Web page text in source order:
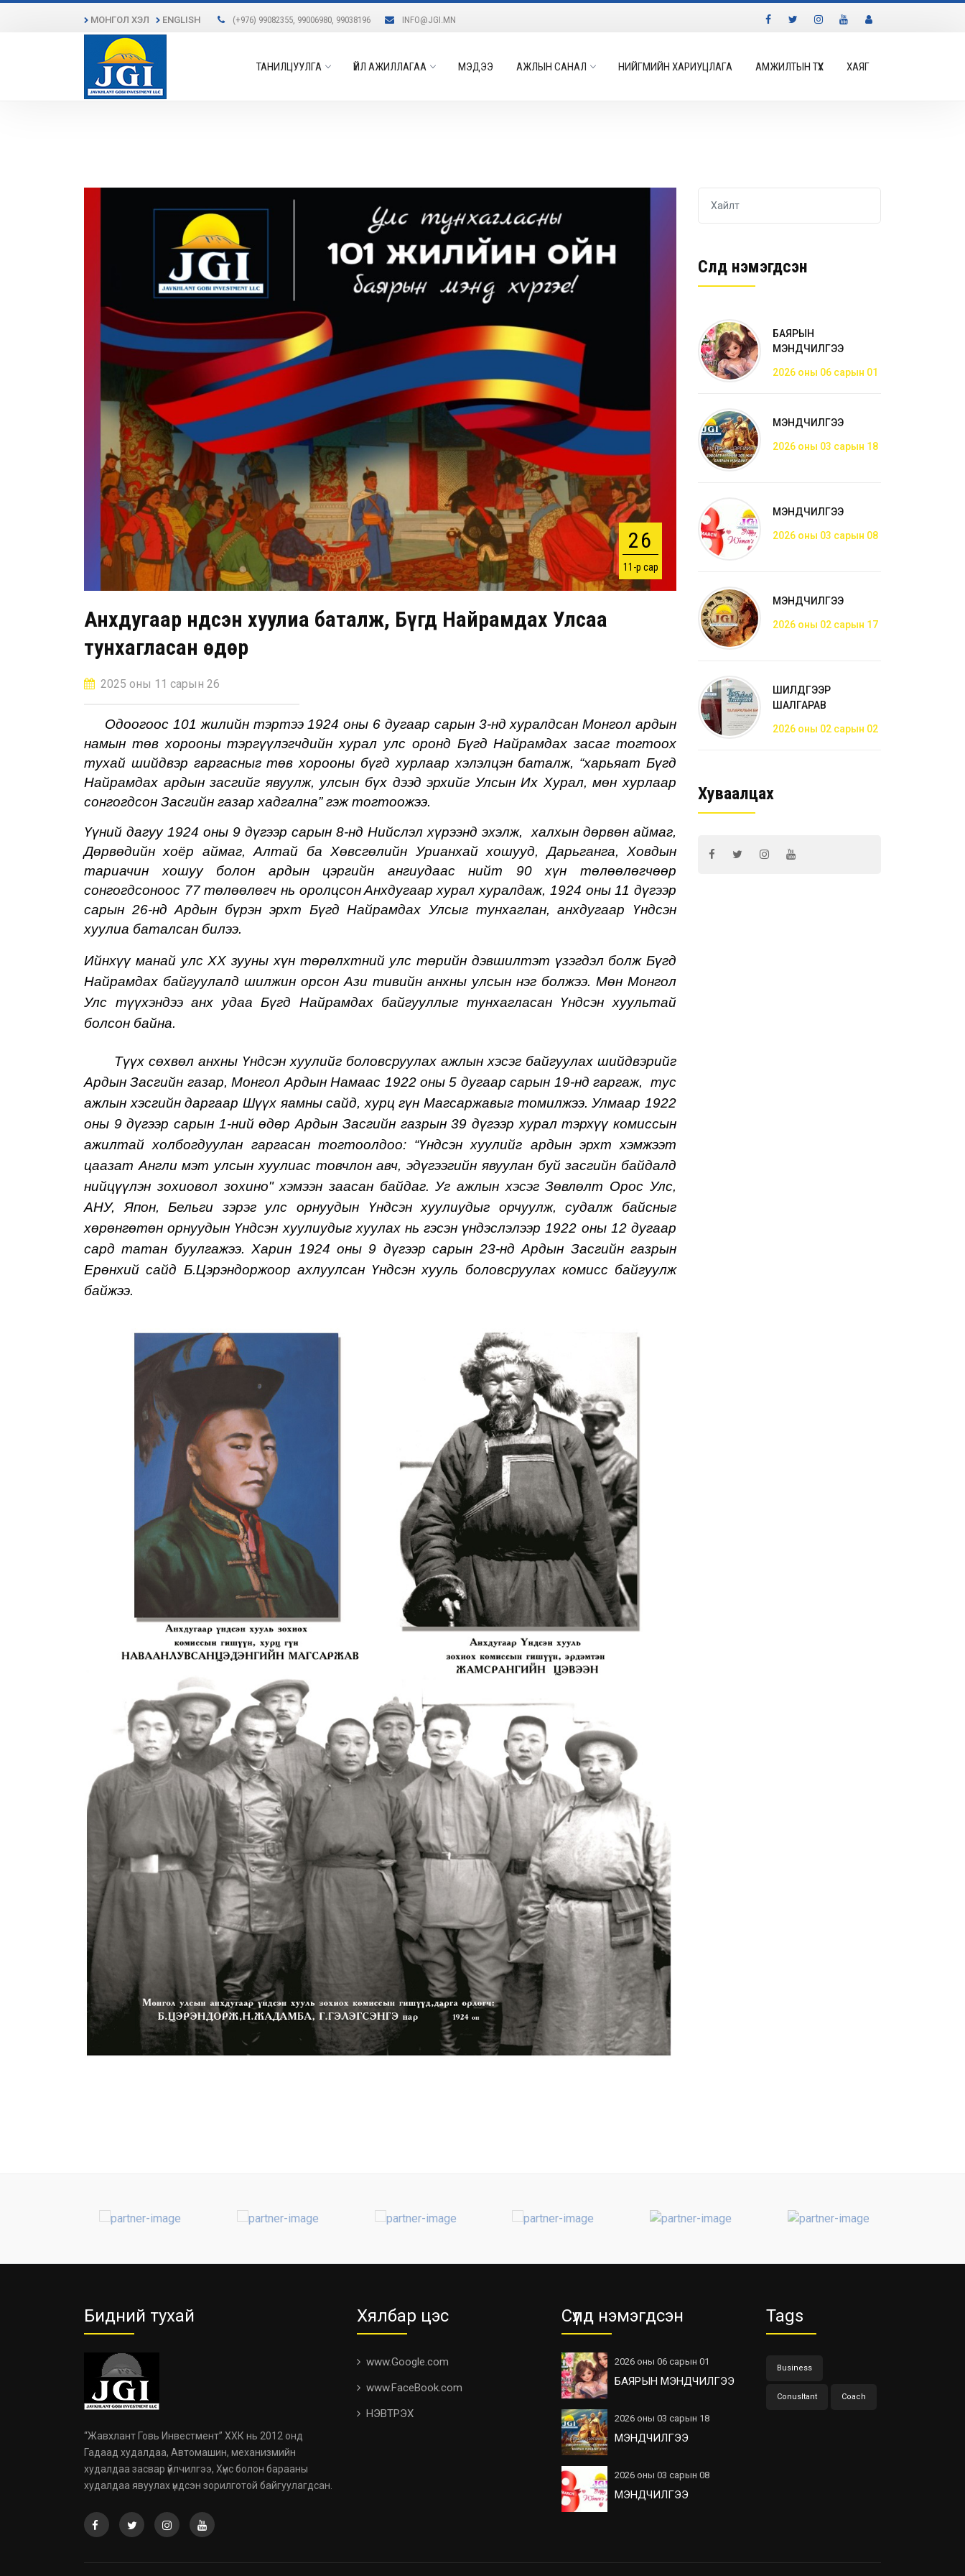
МОНГОЛ ХЭЛ ENGLISH (+976) 99082355, 99006980, 99038196 INFO@JGI.MN
ТАНИЛЦУУЛГА ҮЙЛ АЖИЛЛАГАА МЭДЭЭ АЖЛЫН САНАЛ НИЙГМИЙН ХАРИУЦЛАГА АМЖИЛТЫН ТҮҮХ ХАЯГ
26
11-р сар
Анхдугаар Үндсэн хуулиа баталж, Бүгд Найрамдах Улсаа
тунхагласан өдөр
2025 оны 11 сарын 26
Одоогоос 101 жилийн тэртээ 1924 оны 6 дугаар сарын 3-нд хуралдсан Монгол ардын
намын төв хороонытэргүүлэгчдийн хурал улс оронд Бүгд Найрамдах засаг тогтоох
тухай шийдвэр гаргасныгтөвхорооны бүгд хурлаар хэлэлцэн баталж, “харьяат Бүгд
Найрамдах ардын засгийг явуулж, улсын бүх дээд эрхийг Улсын Их Хурал, мөн хурлаар
сонгогдсон Засгийн газар хадгална” гэж тогтоожээ.
Үүний дагуу 1924 оны 9 дүгээр сарын 8-нд Нийслэл хүрээнд эхэлж, халхын дөрвөн аймаг,
Дөрвөдийн хоёр аймаг, Алтай ба Хөвсгөлийн Урианхай хошууд, Дарьганга, Ховдын
тариачин хошуу болон ардын цэргийн ангиудаас нийт 90 хүн төлөөлөгчөөр
сонгогдсоноос 77 төлөөлөгч нь оролцсонАнхдугаар хурал хуралдаж, 1924 оны 11 дүгээр
сарын 26-нд Ардын бүрэн эрхт Бүгд Найрамдах Улсыг тунхаглан, анхдугаар Үндсэн
хуулиа баталсан билээ.
Ийнхүү манай улс ХХ зууны хүн төрөлхтний улс төрийн дэвшилтэт үзэгдэлболж Бүгд
Найрамдах байгуулалд шилжин орсон Ази тивийн анхны улсын нэг болжээ. Мөн Монгол
Улс түүхэндээ анх удаа Бүгд Найрамдах байгууллыг тунхагласан Үндсэн хуультай
болсон байна.
Түүх сөхвөл анхны Үндсэн хуулийг боловсруулах ажлын хэсэг байгуулах шийдвэрийг
Ардын Засгийн газар, Монгол Ардын Намаас 1922 оны 5 дугаар сарын 19-нд гаргаж, тус
ажлын хэсгийн даргаар Шүүх яамны сайд, хурц гүн Магсаржавыг томилжээ. Улмаар 1922
оны 9 дүгээр сарын 1-ний өдөр Ардын Засгийн газрын 39 дүгээр хурал тэрхүү комиссын
ажилтай холбогдуулан гаргасан тогтоолдоо: “Үндсэн хуулийг ардын эрхт хэмжээт
цаазат Англи мэт улсын хуулиас товчлон авч, эдүгээгийн явуулан буй засгийн байдалд
нийцүүлэн зохиовол зохино" хэмээн заасан байдаг. Уг ажлын хэсэг Зөвлөлт Орос Улс,
АНУ, Япон, Бельги зэрэг улс орнуудын Үндсэн хуулиудыг орчуулж, судалж байсныг
хөрөнгөтөн орнуудын Үндсэн хуулиудыг хуулах нь гэсэн үндэслэлээр 1922 оны 12 дугаар
сард татан буулгажээ. Харин 1924 оны 9 дүгээр сарын 23-нд Ардын Засгийн газрын
Ерөнхий сайд Б.Цэрэндоржоор ахлуулсан Үндсэн хууль боловсруулах комисс байгуулж
байжээ.
Сүүлд нэмэгдсэн
БАЯРЫН
МЭНДЧИЛГЭЭ
2026 оны 06 сарын 01
МЭНДЧИЛГЭЭ
2026 оны 03 сарын 18
МЭНДЧИЛГЭЭ
2026 оны 03 сарын 08
МЭНДЧИЛГЭЭ
2026 оны 02 сарын 17
ШИЛДГЭЭР
ШАЛГАРАВ
2026 оны 02 сарын 02
Хуваалцах
Бидний тухай
“Жавхлант Говь Инвестмент” ХХК нь 2012 онд
Гадаад худалдаа, Автомашин, механизмийн
худалдаа засвар үйлчилгээ, Хүнс болон барааны
худалдаа явуулах үндсэн зорилготой байгуулагдсан.
Хялбар цэс
www.Google.com
www.FaceBook.com
НЭВТРЭХ
Сүүлд нэмэгдсэн
2026 оны 06 сарын 01
БАЯРЫН МЭНДЧИЛГЭЭ
2026 оны 03 сарын 18
МЭНДЧИЛГЭЭ
2026 оны 03 сарын 08
МЭНДЧИЛГЭЭ
Tags
Business
Conusltant Coach